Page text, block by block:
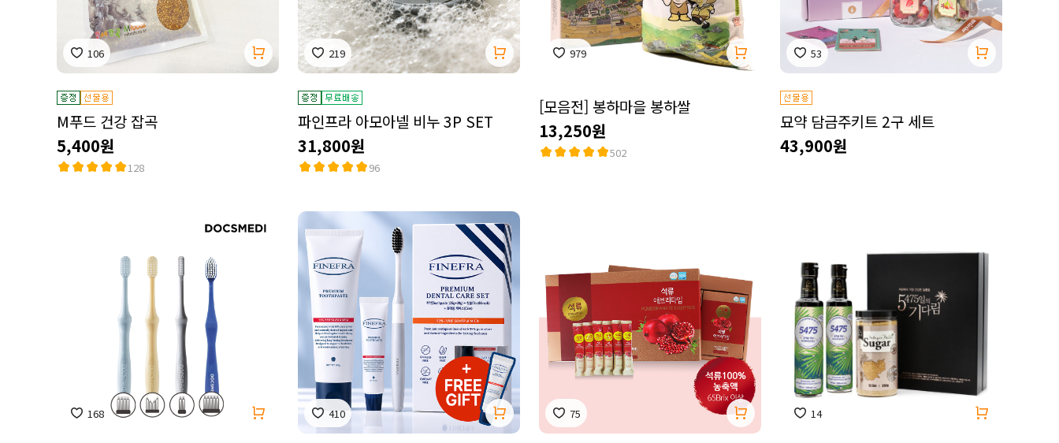
106
M푸드 건강 잡곡
5,400원
128
219
파인프라 아모아넬 비누 3P SET
31,800원
96
979
[모음전] 봉하마을 봉하쌀
13,250원
502
53
묘약 담금주키트 2구 세트
43,900원
168 410 75 14